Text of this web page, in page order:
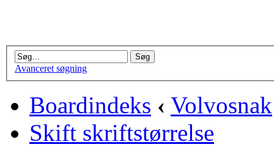
Avanceret søgning
Boardindeks ‹ Volvosnak
Skift skriftstørrelse